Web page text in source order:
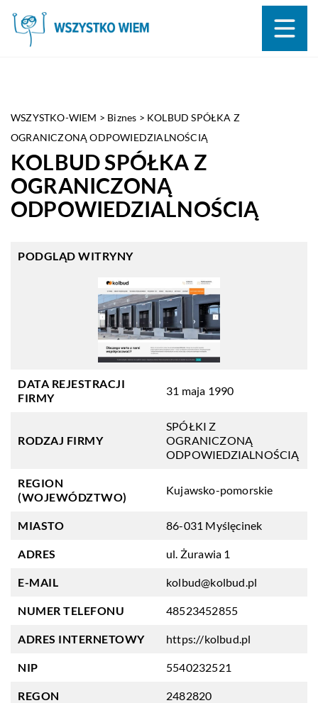
WSZYSTKO-WIEM > Biznes > KOLBUD SPÓŁKA Z
OGRANICZONĄ ODPOWIEDZIALNOŚCIĄ
KOLBUD SPÓŁKA Z
OGRANICZONĄ
ODPOWIEDZIALNOŚCIĄ
PODGLĄD WITRYNY
DATA REJESTRACJI
FIRMY
31 maja 1990
RODZAJ FIRMY
SPÓŁKI Z
OGRANICZONĄ
ODPOWIEDZIALNOŚCIĄ
REGION
(WOJEWÓDZTWO)
Kujawsko-pomorskie
MIASTO 86-031 Myślęcinek
ADRES ul. Żurawia 1
E-MAIL kolbud@kolbud.pl
NUMER TELEFONU 48523452855
ADRES INTERNETOWY https://kolbud.pl
NIP 5540232521
REGON 2482820